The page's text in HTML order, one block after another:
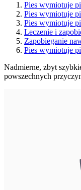
Pies wymiotuje
Pies wymiotuje
Pies wymiotuje
Leczenie i
Zapobieganie
Pies wymiotuje
Nadmierne, zbyt
powszechnych